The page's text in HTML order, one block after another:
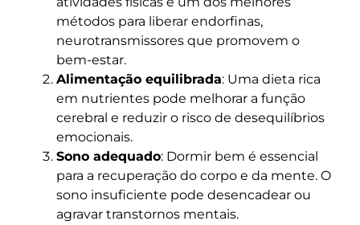
métodos para liberar endorfinas,
neurotransmissores que promovem o
bem-estar.
Alimentação equilibrada: Uma dieta rica
em nutrientes pode melhorar a função
cerebral e reduzir o risco de desequilíbrios
emocionais.
Sono adequado: Dormir bem é essencial
para a recuperação do corpo e da mente. O
sono insuficiente pode desencadear ou
agravar transtornos mentais.